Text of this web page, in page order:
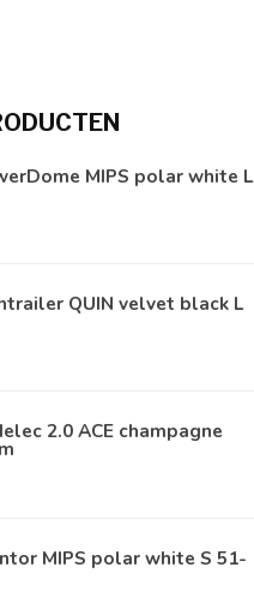
MIPS polar white L
QUIN velvet black L
2.0 ACE champagne
MIPS polar white S 51-